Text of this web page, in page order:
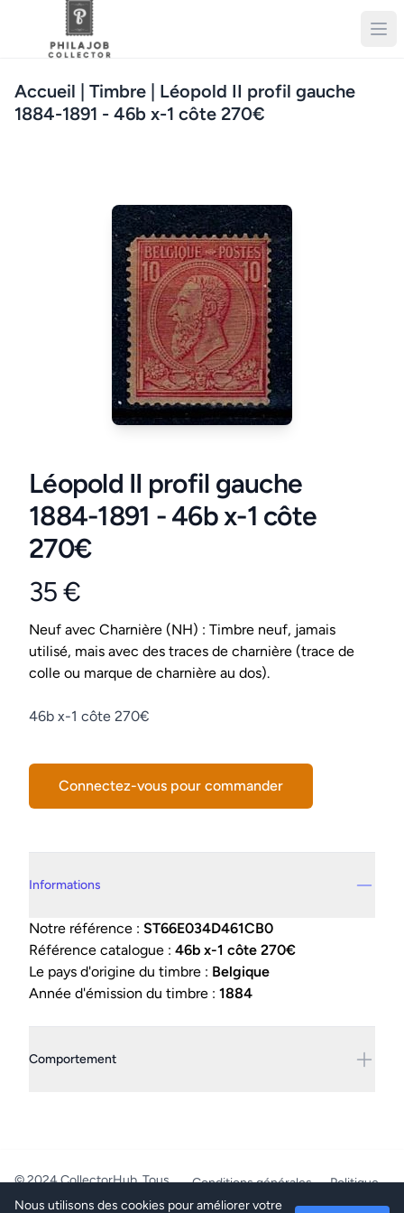
Nous utilisons des cookies pour améliorer votre
Accueil | Timbre | Léopold II profil gauche
1884-1891 - 46b x-1 côte 270€
Léopold II profil gauche
1884-1891 - 46b x-1 côte
270€
Product information
35 €
Conditions
Neuf avec Charnière (NH) : Timbre neuf, jamais
utilisé, mais avec des traces de charnière (trace de
colle ou marque de charnière au dos).
Description
46b x-1 côte 270€
Connectez-vous pour commander
Informations
Notre référence : ST66E034D461CB0
Référence catalogue : 46b x-1 côte 270€
Le pays d'origine du timbre : Belgique
Année d'émission du timbre : 1884
Comportement
© 2024 CollectorHub. Tous
droits réservés.
Conditions générales
Politique
de confidentialité